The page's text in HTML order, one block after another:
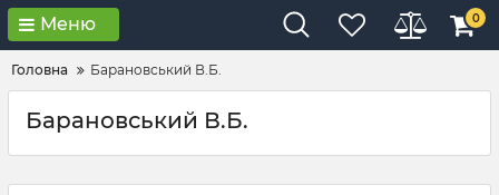
Меню 0
Головна Барановський В.Б.
Барановський В.Б.